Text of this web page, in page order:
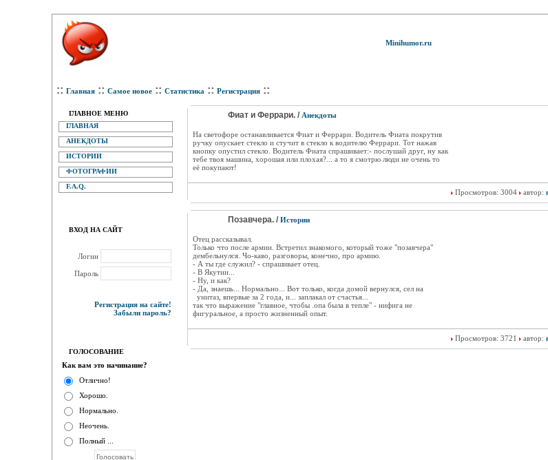
Minihumor.ru
:: Главная :: Самое новое :: Статистика :: Регистрация ::
ГЛАВНОЕ МЕНЮ
ГЛАВНАЯ
АНЕКДОТЫ
ИСТОРИИ
ФОТОГРАФИИ
F.A.Q.
ВХОД НА САЙТ
Логин
Пароль
Регистрация на сайте!
Забыли пароль?
ГОЛОСОВАНИЕ
Как вам это начинание?
Отлично!
Хорошо.
Нормально.
Неочень.
Полный ...
Фиат и Феррари. / Анекдоты
На светофоре останавливается Фиат и Феррари. Водитель Фиата покрутив
ручку опускает стекло и стучит в стекло к водителю Феррари. Тот нажав
кнопку опустил стекло. Водитель Фиата спрашивает:- послушай друг, ну как
тебе твоя машина, хорошая или плохая?... а то я смотрю люди не очень то
её покупают!
Просмотров: 3004 автор:
Позавчера. / Истории
Отец рассказывал.
Только что после армии. Встретил знакомого, который тоже "позавчера"
дембельнулся. Чо-каво, разговоры, конечно, про армию.
- А ты где служил? - спрашивает отец.
- В Якутии...
- Ну, и как?
- Да, знаешь... Нормально... Вот только, когда домой вернулся, сел на
унитаз, впервые за 2 года, и... заплакал от счастья...
так что выражение "главное, чтобы .опа была в тепле" - нифига не
фигуральное, а просто жизненный опыт.
Просмотров: 3721 автор: